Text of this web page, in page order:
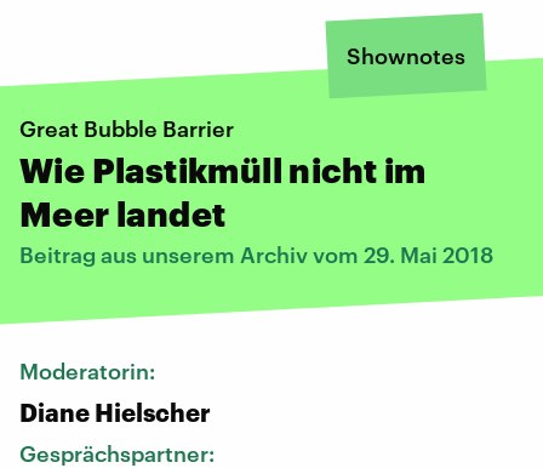
Shownotes
Great Bubble Barrier
Wie Plastikmüll nicht im
Meer landet
Beitrag aus unserem Archiv vom 29. Mai 2018
Moderatorin:
Diane Hielscher
Gesprächspartner: